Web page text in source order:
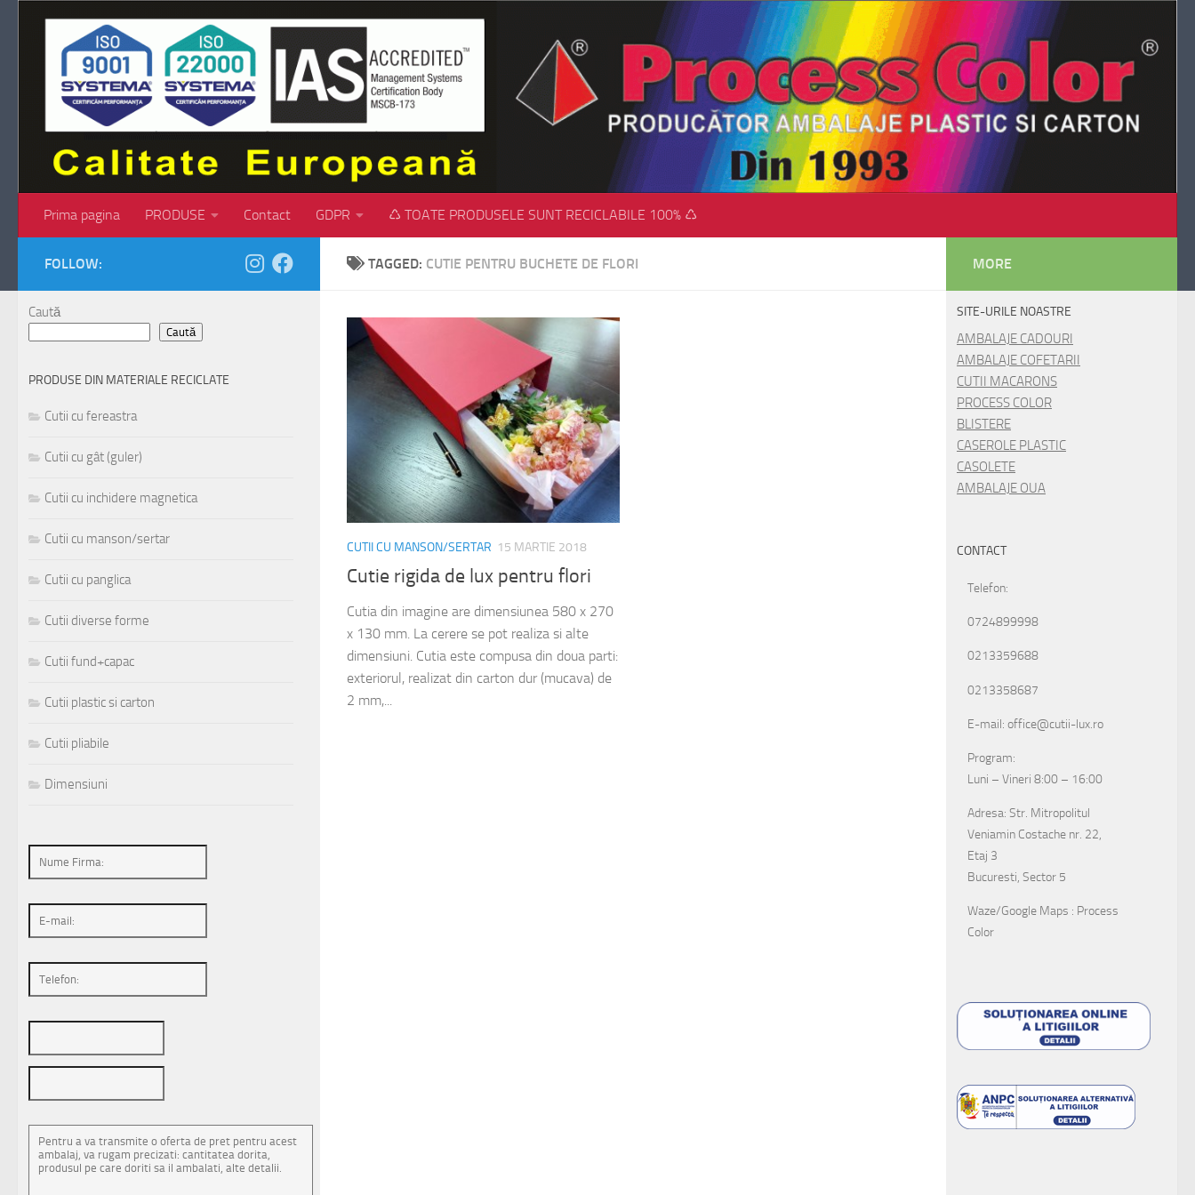
Skip to content
Prima pagina PRODUSE Contact GDPR ♺ TOATE PRODUSELE SUNT RECICLABILE 100% ♺
TAGGED: CUTIE PENTRU BUCHETE DE FLORI
CUTII CU MANSON/SERTAR 15 MARTIE 2018
Cutie rigida de lux pentru flori
Cutia din imagine are dimensiunea 580 x 270
x 130 mm. La cerere se pot realiza si alte
dimensiuni. Cutia este compusa din doua parti:
exteriorul, realizat din carton dur (mucava) de
2 mm,...
FOLLOW:
Caută
Caută
PRODUSE DIN MATERIALE RECICLATE
Cutii cu fereastra
Cutii cu gât (guler)
Cutii cu inchidere magnetica
Cutii cu manson/sertar
Cutii cu panglica
Cutii diverse forme
Cutii fund+capac
Cutii plastic si carton
Cutii pliabile
Dimensiuni
MORE
SITE-URILE NOASTRE
AMBALAJE CADOURI
AMBALAJE COFETARII
CUTII MACARONS
PROCESS COLOR
BLISTERE
CASEROLE PLASTIC
CASOLETE
AMBALAJE OUA
CONTACT
Telefon:
0724899998
0213359688
0213358687
E-mail: office@cutii-lux.ro
Program:
Luni – Vineri 8:00 – 16:00
Adresa: Str. Mitropolitul
Veniamin Costache nr. 22,
Etaj 3
Bucuresti, Sector 5
Waze/Google Maps : Process
Color